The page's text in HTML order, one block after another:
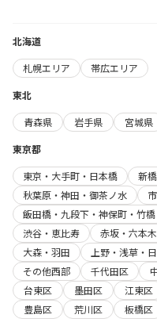
北海道
札幌エリア
帯広エリア
東北
青森県
岩手県 宮城県
東京都
東京・大手町・日本橋
新
秋葉原・神田・御茶ノ水
飯田橋・九段下・神保町・竹橋
渋谷・恵比寿
赤坂・六本
大森・羽田
上野・浅草・
その他西部
千代田区
台東区
墨田区 江東区
豊島区
荒川区
板橋区